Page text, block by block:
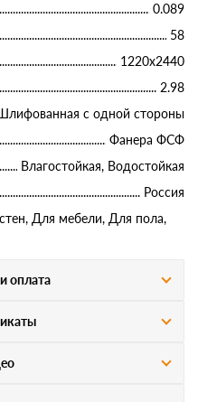
0.089
58
1220х2440
2.98
с одной стороны
Фанера ФСФ
Влагостойкая, Водостойкая
Россия
Для мебели, Для пола,
оплата